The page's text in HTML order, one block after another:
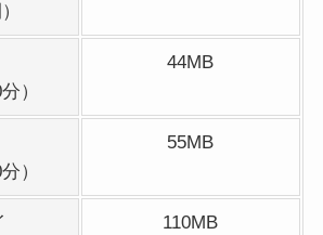
）
44MB
）
55MB
110MB